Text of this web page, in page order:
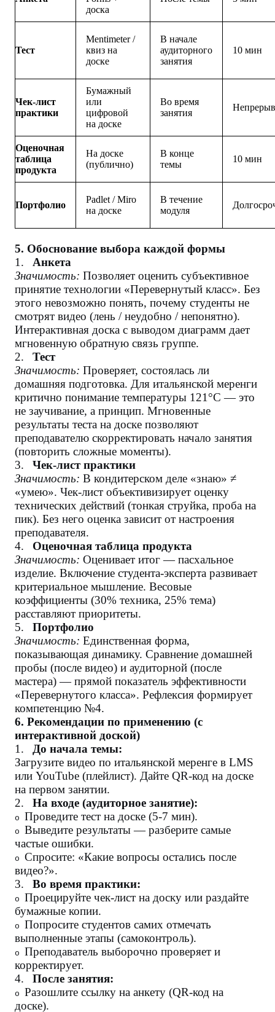
доска
Тест
Mentimeter /
квиз на
доске
В начале
аудиторного
занятия
10 мин
Чек-лист
практики
Бумажный
или
цифровой
на доске
Во время
занятия
Оценочная
таблица
продукта
На доске
(публично)
В конце
темы
10 мин
Портфолио
Padlet / Miro
на доске
В течение
модуля
5. Обоснование выбора каждой формы
1.
Анкета
Значимость: Позволяет оценить субъективное
принятие технологии «Перевернутый класс». Без
этого невозможно понять, почему студенты не
смотрят видео (лень / неудобно / непонятно).
Интерактивная доска с выводом диаграмм дает
мгновенную обратную связь группе.
2.
Тест
Значимость: Проверяет, состоялась ли
домашняя подготовка. Для итальянской меренги
критично понимание температуры 121°C — это
не заучивание, а принцип. Мгновенные
результаты теста на доске позволяют
преподавателю скорректировать начало занятия
(повторить сложные моменты).
3.
Чек-лист практики
Значимость: В кондитерском деле «знаю» ≠
«умею». Чек-лист объективизирует оценку
технических действий (тонкая струйка, проба на
пик). Без него оценка зависит от настроения
преподавателя.
4.
Оценочная таблица продукта
Значимость: Оценивает итог — пасхальное
изделие. Включение студента-эксперта развивает
критериальное мышление. Весовые
коэффициенты (30% техника, 25% тема)
расставляют приоритеты.
5.
Портфолио
Значимость: Единственная форма,
показывающая динамику. Сравнение домашней
пробы (после видео) и аудиторной (после
мастера) — прямой показатель эффективности
«Перевернутого класса». Рефлексия формирует
компетенцию №4.
6. Рекомендации по применению (с
интерактивной доской)
1.
До начала темы:
Загрузите видео по итальянской меренге в LMS
или YouTube (плейлист). Дайте QR-код на доске
на первом занятии.
2.
На входе (аудиторное занятие):
o Проведите тест на доске (5-7 мин).
o Выведите результаты — разберите самые
частые ошибки.
o Спросите: «Какие вопросы остались после
видео?».
3.
Во время практики:
o Проецируйте чек-лист на доску или раздайте
бумажные копии.
o Попросите студентов самих отмечать
выполненные этапы (самоконтроль).
o Преподаватель выборочно проверяет и
корректирует.
4.
После занятия:
o Разошлите ссылку на анкету (QR-код на
доске).